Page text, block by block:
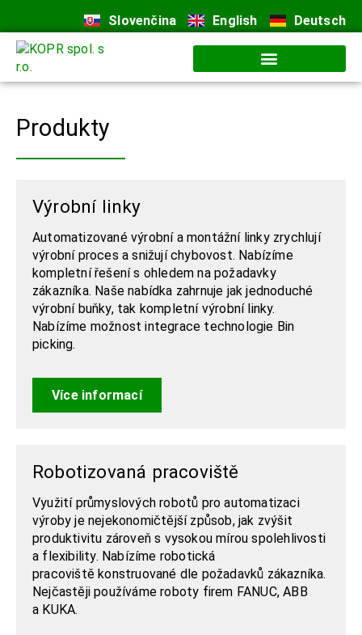
Slovenčina English Deutsch
Produkty
Výrobní linky
Automatizované výrobní a montážní linky zrychlují
výrobní proces a snižují chybovost. Nabízíme
kompletní řešení s ohledem na požadavky
zákazníka. Naše nabídka zahrnuje jak jednoduché
výrobní buňky, tak kompletní výrobní linky.
Nabízíme možnost integrace technologie Bin
picking.
Více informací
Robotizovaná pracoviště
Využití průmyslových robotů pro automatizaci
výroby je nejekonomičtější způsob, jak zvýšit
produktivitu zároveň s vysokou mírou spolehlivosti
a flexibility. Nabízíme robotická
pracoviště konstruované dle požadavků zákazníka.
Nejčastěji používáme roboty firem FANUC, ABB
a KUKA.